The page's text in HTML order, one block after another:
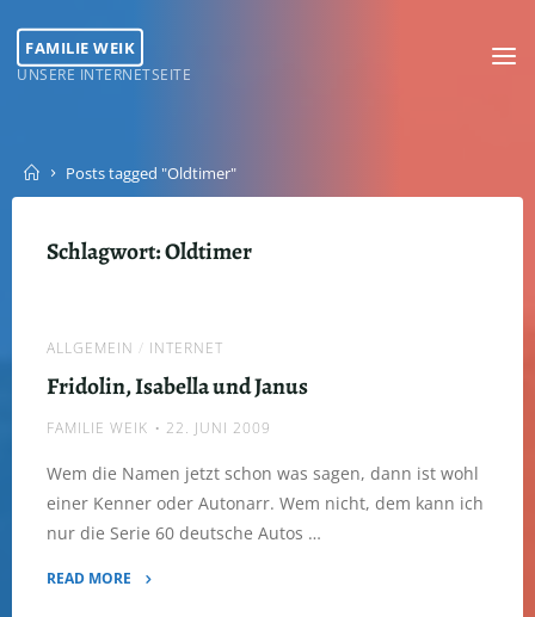
content
FAMILIE WEIK
UNSERE INTERNETSEITE
HomePosts tagged "Oldtimer"
Schlagwort:Oldtimer
ALLGEMEIN / INTERNET
Fridolin, Isabella und Janus
FAMILIE WEIK 22. JUNI 2009
Wem die Namen jetzt schon was sagen, dann ist wohl
einer Kenner oder Autonarr. Wem nicht, dem kann ich
nur die Serie 60 deutsche Autos …
READ MORE